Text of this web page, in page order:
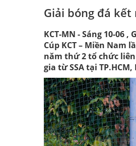
Giải bóng đá kết
KCT-MN - Sáng 10-06
Cúp KCT – Miền Nam
năm thứ 2 tổ chức
gia từ SSA tại